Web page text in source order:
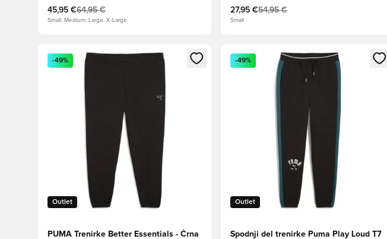
45,95 €64,95 €
Small, Medium, Large, X-Large
27,95 €54,95 €
Small
Odpre Modal za prijavo ali vpis kot član
Outlet
-49%
PUMA Trenirke Better Essentials - Črna
Odpre Modal za prijavo ali vpis kot član
Outlet
-49%
Spodnji del trenirke Puma Play Loud T7